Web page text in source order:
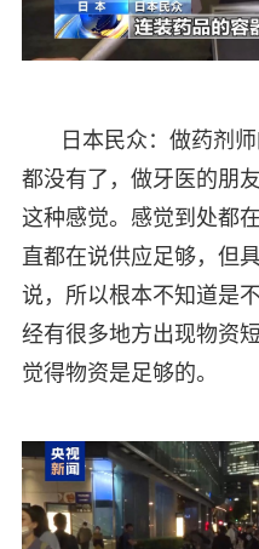
日本民众：做药剂
都没有了，做牙医的朋
这种感觉。感觉到处都
直都在说供应足够，但
说，所以根本不知道是
经有很多地方出现物资
觉得物资是足够的。